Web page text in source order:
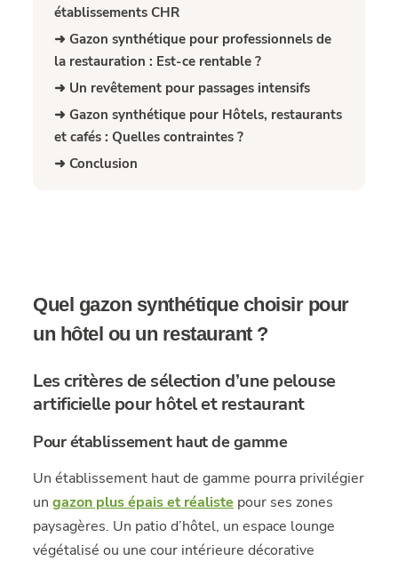
établissements CHR
➜ Gazon synthétique pour professionnels de
la restauration : Est-ce rentable ?
➜ Un revêtement pour passages intensifs
➜ Gazon synthétique pour Hôtels, restaurants
et cafés : Quelles contraintes ?
➜ Conclusion
Quel gazon synthétique choisir pour
un hôtel ou un restaurant ?
Les critères de sélection d’une pelouse
artificielle pour hôtel et restaurant
Pour établissement haut de gamme
Un établissement haut de gamme pourra privilégier
ungazon plus épais et réaliste pour ses zones
paysagères. Un patio d’hôtel, un espace lounge
végétalisé ou une cour intérieure décorative